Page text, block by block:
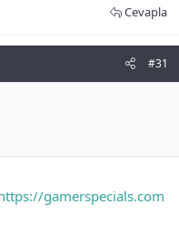
Cevapla
#31
gamerspecials.com